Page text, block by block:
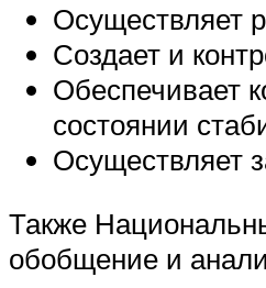
Осуществляет
Создает и
Обеспечивает
состоянии
Осуществляет
Также
обобщение и